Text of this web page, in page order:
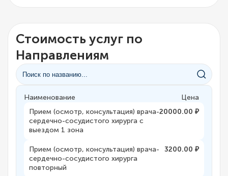
Стоимость услуг по
Направлениям
Наименование
Цена
Прием (осмотр, консультация) врача-
сердечно-сосудистого хирурга с
выездом 1 зона
20000.00 ₽
Прием (осмотр, консультация) врача-
сердечно-сосудистого хирурга
повторный
3200.00 ₽